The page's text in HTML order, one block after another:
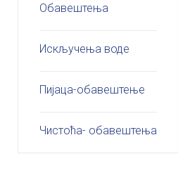
Обавештења
Искључења воде
Пијаца-обавештење
Чистоћа- обавештења